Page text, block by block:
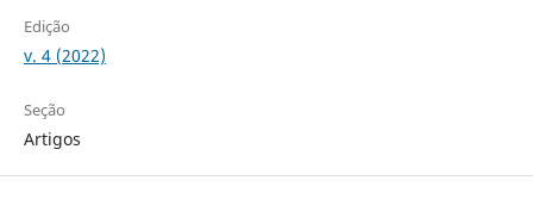
Edição
v. 4 (2022)
Seção
Artigos